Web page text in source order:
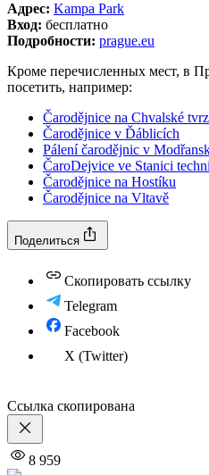
Адрес: Kampa Park
Вход: бесплатно
Подробности: prague.eu
Кроме перечисленных мест, в
посетить, например:
Čarodějnice na Chvalské
Čarodějnice v Ďáblicích
Pálení čarodějnic v
ČaroDejvice ve Stanici
Čarodějnice na Hostíku
Čarodějnice na Vltavě
Поделиться
Скопировать ссылку
Telegram
Facebook
X (Twitter)
Ссылка скопирована
8 959